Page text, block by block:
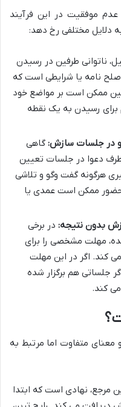
موفقیت در این فرآیند
دلایل مختلفی رخ دهد:
ناتوانی طرفین در رسیدن
نامه یا شرایطی است که
ممکن است بر مواضع خود
برای رسیدن به یک نقطه
در جلسات سازش: گاهی
دعوا در جلسات تعیین
هرگونه گفت وگو و تلاشی
ممکن است عمدی یا
بدون نتیجه: در برخی
مهلت مشخصی را برای
کند. اگر در این مهلت
جلساتی هم برگزار شده
کند.
معنای متفاوت اما مرتبط به
مرجع، نهادی است که ابتدا